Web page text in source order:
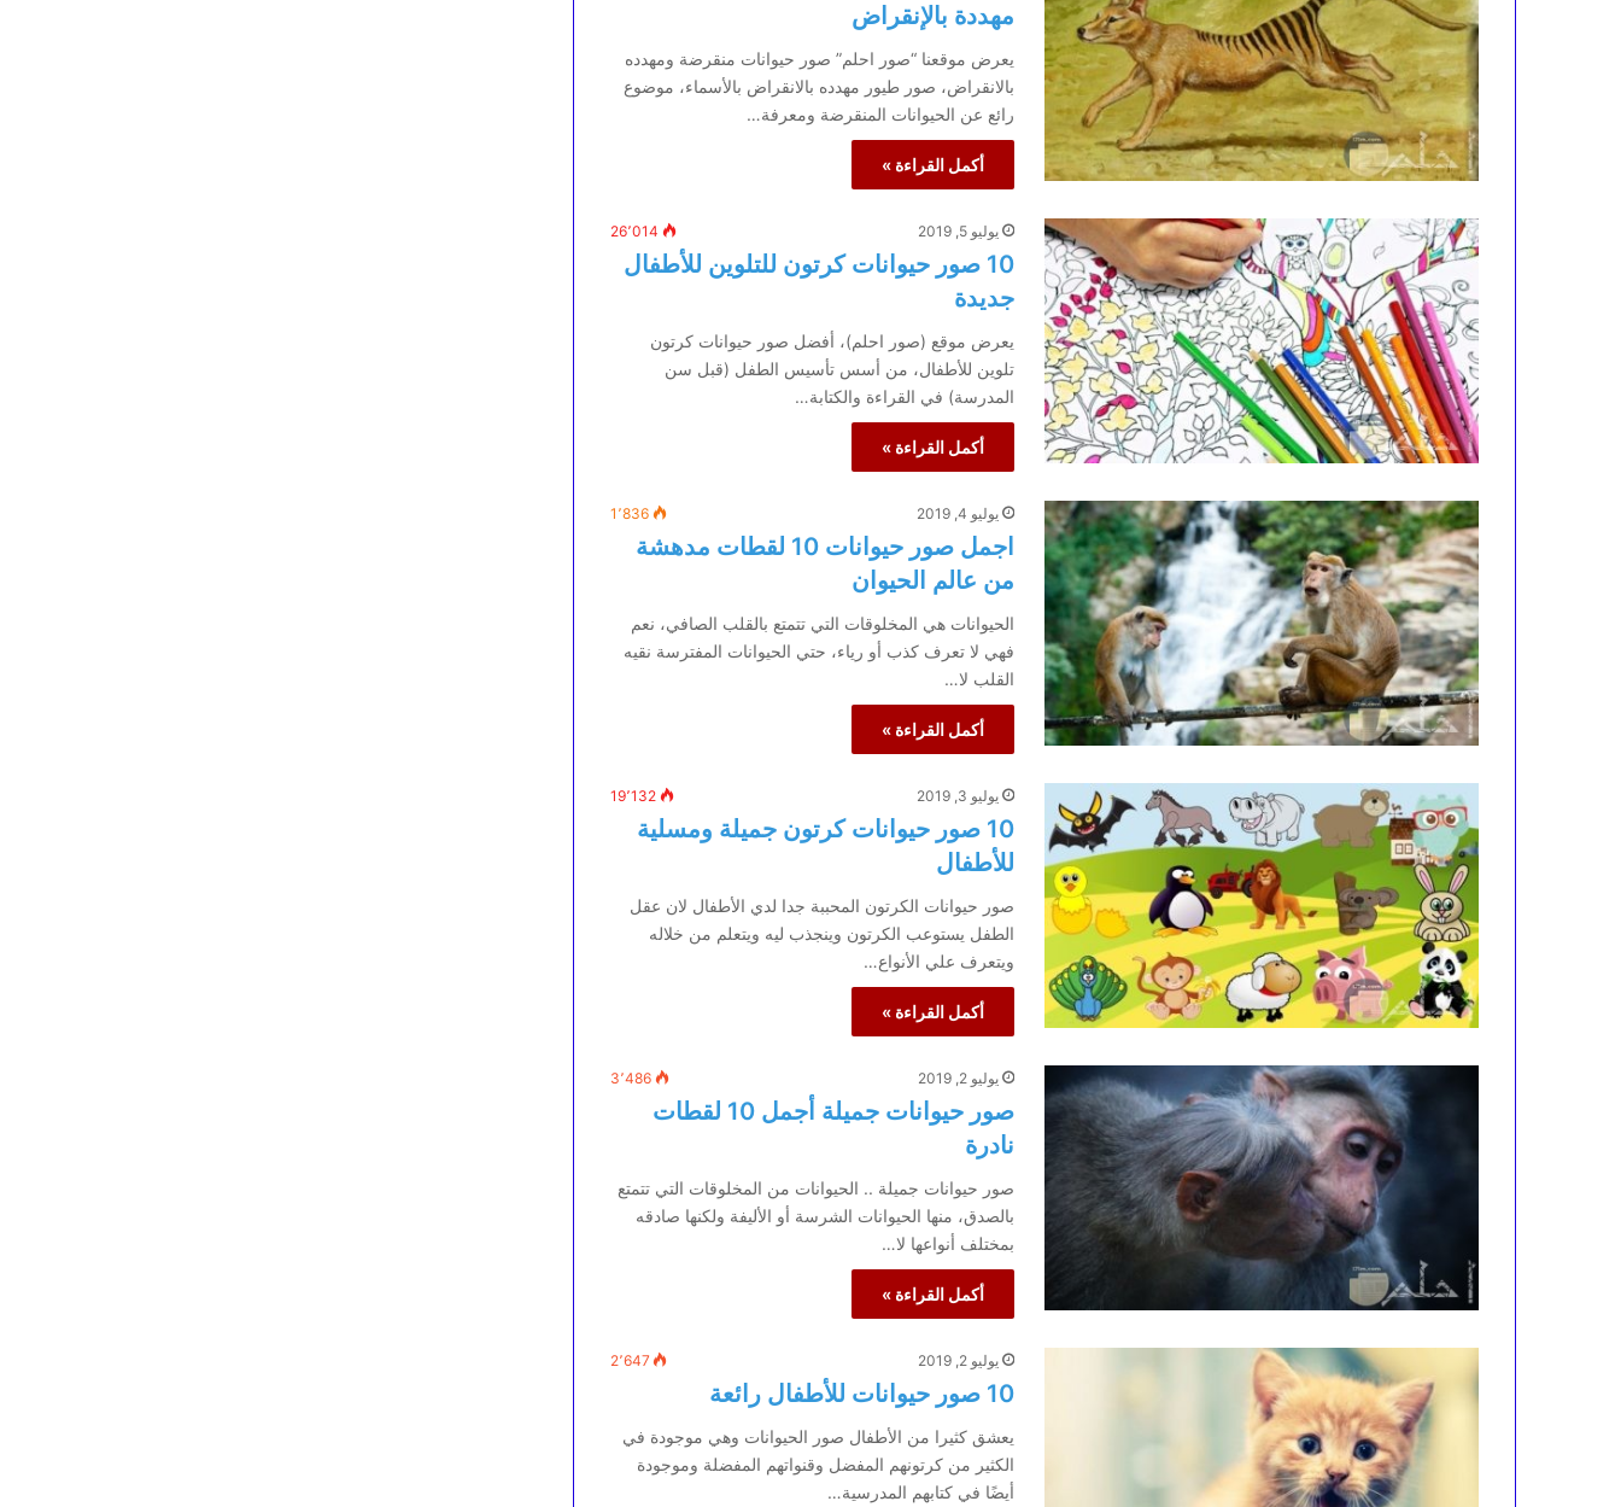
مهددة بالإنقراض
يعرض موقعنا “صور احلم” صور حيوانات منقرضة ومهدده
بالانقراض، صور طيور مهدده بالانقراض بالأسماء، موضوع
رائع عن الحيوانات المنقرضة ومعرفة…
أكمل القراءة »
يوليو 5, 2019 26٬014
10 صور حيوانات كرتون للتلوين للأطفال
جديدة
يعرض موقع (صور احلم)، أفضل صور حيوانات كرتون
تلوين للأطفال، من أسس تأسيس الطفل (قبل سن
المدرسة) في القراءة والكتابة…
أكمل القراءة »
يوليو 4, 2019 1٬836
اجمل صور حيوانات 10 لقطات مدهشة
من عالم الحيوان
الحيوانات هي المخلوقات التي تتمتع بالقلب الصافي، نعم
فهي لا تعرف كذب أو رياء، حتي الحيوانات المفترسة نقيه
القلب لا…
أكمل القراءة »
يوليو 3, 2019 19٬132
10 صور حيوانات كرتون جميلة ومسلية
للأطفال
صور حيوانات الكرتون المحببة جدا لدي الأطفال لان عقل
الطفل يستوعب الكرتون وينجذب ليه ويتعلم من خلاله
ويتعرف علي الأنواع…
أكمل القراءة »
يوليو 2, 2019 3٬486
صور حيوانات جميلة أجمل 10 لقطات
نادرة
صور حيوانات جميلة .. الحيوانات من المخلوقات التي تتمتع
بالصدق، منها الحيوانات الشرسة أو الأليفة ولكنها صادقه
بمختلف أنواعها لا…
أكمل القراءة »
يوليو 2, 2019 2٬647
10 صور حيوانات للأطفال رائعة
يعشق كثيرا من الأطفال صور الحيوانات وهي موجودة في
الكثير من كرتونهم المفضل وقنواتهم المفضلة وموجودة
أيضًا في كتابهم المدرسية…